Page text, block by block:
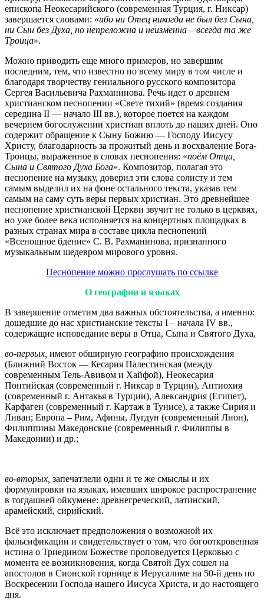
епископа Неокесарийского (современная Турция, г. Никсар)
завершается словами: «ибо ни Отец никогда не был без Сына,
ни Сын без Духа, но непреложна и неизменна – всегда та же
Троица».
Можно приводить еще много примеров, но завершим
последним, тем, что известно по всему миру в том числе и
благодаря творчеству гениального русского композитора
Сергея Васильевича Рахманинова. Речь идет о древнем
христианском песнопении «Свете тихий» (время создания
середина II — начало III вв.), которое поется на каждом
вечернем богослужении христиан вплоть до наших дней. Оно
содержит обращение к Сыну Божию — Господу Иисусу
Христу, благодарность за прожитый день и восхваление Бога-
Троицы, выраженное в словах песнопения: «поём Отца,
Сына и Святого Духа Бога». Композитор, полагая это
песнопение на музыку, доверил эти слова солисту и тем
самым выделил их на фоне остального текста, указав тем
самым на саму суть веры первых христиан. Это древнейшее
песнопение христианской Церкви звучит не только в церквях,
но уже более века исполняется на концертных площадках в
разных странах мира в составе цикла песнопений
«Всенощное бдение» С. В. Рахманинова, признанного
музыкальным шедевром мирового уровня.
Песнопение можно прослушать по ссылке
О географии и языках
В завершение отметим два важных обстоятельства, а именно:
дошедшие до нас христианские тексты I – начала IV вв.,
содержащие исповедание веры в Отца, Сына и Святого Духа,
во-первых, имеют обширную географию происхождения
(Ближний Восток — Кесария Палестинская (между
современным Тель-Авивом и Хайфой), Неокесария
Понтийская (современный г. Никсар в Турции), Антиохия
(современный г. Антакья в Турции), Александрия (Египет),
Карфаген (современный г. Картаж в Тунисе), а также Сирия и
Ливан; Европа – Рим, Афины, Лугдун (современный Лион),
Филиппины Македонские (современный г. Филиппы в
Македонии) и др.;
во-вторых, запечатлели одни и те же смыслы и их
формулировки на языках, имевших широкое распространение
в тогдашней ойкумене: древнегреческий, латинский,
арамейский, сирийский.
Всё это исключает предположения о возможной их
фальсификации и свидетельствует о том, что богооткровенная
истина о Триедином Божестве проповедуется Церковью с
момента ее возникновения, когда Святой Дух сошел на
апостолов в Сионской горнице в Иерусалиме на 50-й день по
Воскресении Господа нашего Иисуса Христа, и до настоящего
дня.